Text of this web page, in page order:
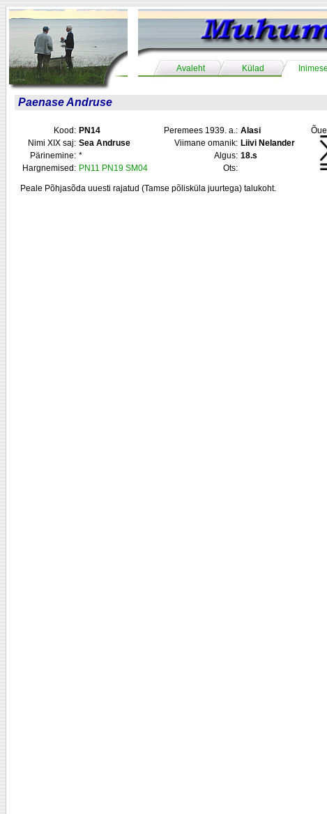
Avaleht Külad
Paenase Andruse
Kood: PN14 Peremees 1939. a.: Alasi
Nimi XIX saj: Sea Andruse Viimane omanik: Liivi Nelander
Pärinemine: * Algus: 18.s
Hargnemised: PN11 PN19 SM04 Ots:
Peale Põhjasõda uuesti rajatud (Tamse põlisküla juurtega) talukoht.